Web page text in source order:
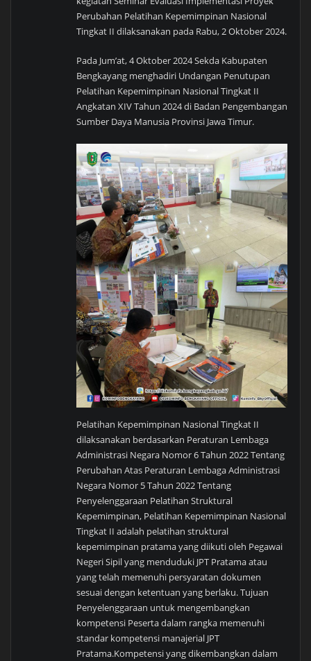
Perubahan Pelatihan Kepemimpinan Nasional
Tingkat II dilaksanakan pada Rabu, 2 Oktober 2024.
Pada Jum’at, 4 Oktober 2024 Sekda Kabupaten
Bengkayang menghadiri Undangan Penutupan
Pelatihan Kepemimpinan Nasional Tingkat II
Angkatan XIV Tahun 2024 di Badan Pengembangan
Sumber Daya Manusia Provinsi Jawa Timur.
Pelatihan Kepemimpinan Nasional Tingkat II
dilaksanakan berdasarkan Peraturan Lembaga
Administrasi Negara Nomor 6 Tahun 2022 Tentang
Perubahan Atas Peraturan Lembaga Administrasi
Negara Nomor 5 Tahun 2022 Tentang
Penyelenggaraan Pelatihan Struktural
Kepemimpinan, Pelatihan Kepemimpinan Nasional
Tingkat II adalah pelatihan struktural
kepemimpinan pratama yang diikuti oleh Pegawai
Negeri Sipil yang menduduki JPT Pratama atau
yang telah memenuhi persyaratan dokumen
sesuai dengan ketentuan yang berlaku. Tujuan
Penyelenggaraan untuk mengembangkan
kompetensi Peserta dalam rangka memenuhi
standar kompetensi manajerial JPT
Pratama.Kompetensi yang dikembangkan dalam